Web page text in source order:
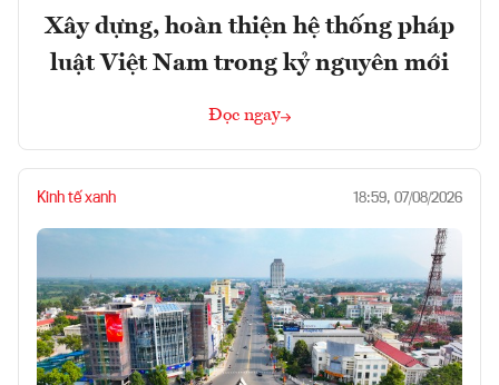
Xây dựng, hoàn thiện hệ thống pháp
luật Việt Nam trong kỷ nguyên mới
Đọc ngay
Kinh tế xanh 18:59, 07/08/2026